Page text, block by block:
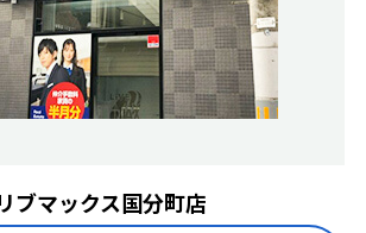
ブマックス国分町店